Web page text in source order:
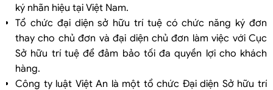
ký nhãn hiệu tại Việt Nam.
Tổ chức đại diện sở hữu trí tuệ có chức năng ký đơn
thay cho chủ đơn và đại diện chủ đơn làm việc với Cục
Sở hữu trí tuệ để đảm bảo tối đa quyền lợi cho khách
hàng.
Công ty luật Việt An là một tổ chức Đại diện Sở hữu trí